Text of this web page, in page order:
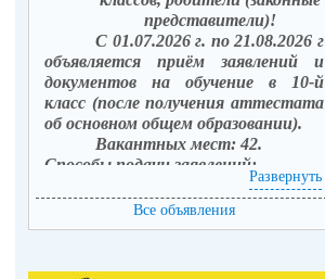
представители)!
С 01.07.2026 г. по 21.08.2026 г
объявляется приём заявлений и
документов на обучение в 10-й
класс (после получения аттестата
об основном общем образовании).
Вакантных мест: 42.
Способы подачи заявлений:
1. в электронной форме
посредством единого портала
государственных услуг (ЕПГУ) с
общеобразовательные организации»;
Развернуть
Все объявления